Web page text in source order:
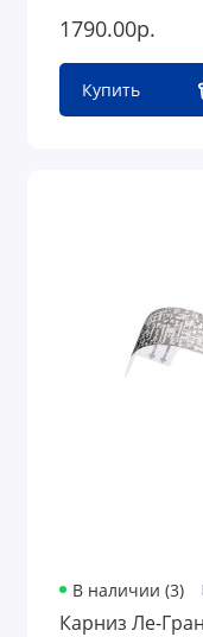
1790.00р.
Купить
В наличии (3)
Карниз Ле-